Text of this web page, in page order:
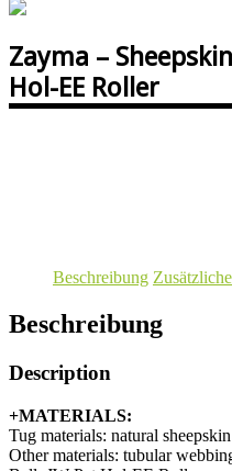
Zayma –
Hol-EE Roller
Beschreibung
Beschreibung
Description
+MATERIALS:
Tug materials: natural sheepskin
Other materials: tubular